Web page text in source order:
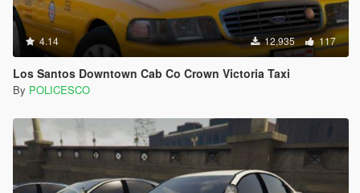
4.14 12,935 117
Los Santos Downtown Cab Co Crown Victoria Taxi
By POLICESCO